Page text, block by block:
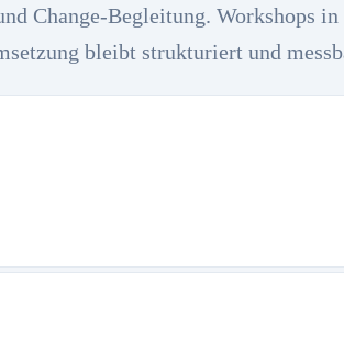
Change-Begleitung. Workshops
bleibt strukturiert und